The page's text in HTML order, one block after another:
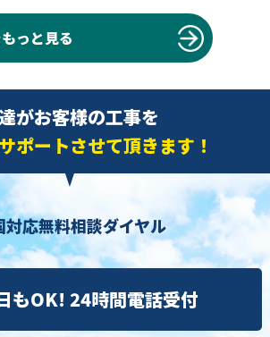
っと見る
がお客様の工事を
ポートさせて頂きます！
対応無料相談ダイヤル
もOK! 24時間電話受付